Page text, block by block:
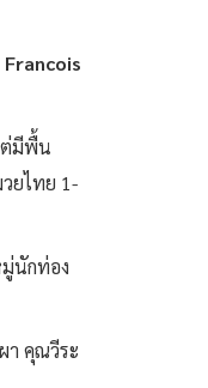
Francois
ต่มีพื้น
ยไทย 1-
นักท่อง
า คุณวีระ